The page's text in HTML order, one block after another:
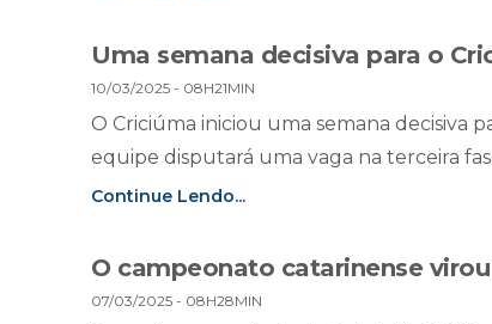
Uma semana decisiva para o
10/03/2025 - 08H21MIN
O Criciúma iniciou uma semana decisiva
equipe disputará uma vaga na terceira
Continue Lendo...
O campeonato catarinense
07/03/2025 - 08H28MIN